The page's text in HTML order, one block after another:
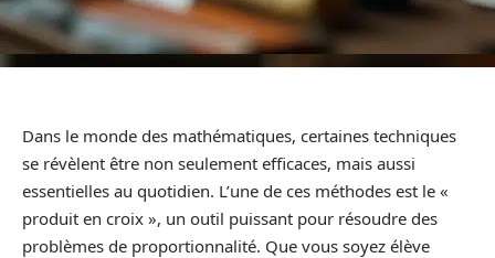
Dans le monde des mathématiques, certaines techniques
se révèlent être non seulement efficaces, mais aussi
essentielles au quotidien. L’une de ces méthodes est le «
produit en croix », un outil puissant pour résoudre des
problèmes de proportionnalité. Que vous soyez élève